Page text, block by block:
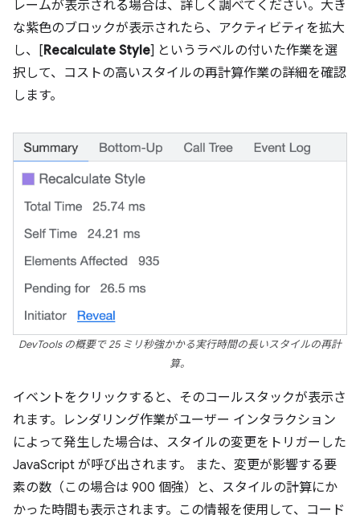
レームが表示される場合は、詳しく調べてください。大き
な紫色のブロックが表示されたら、アクティビティを拡大
し、[Recalculate Style] というラベルの付いた作業を選
択して、コストの高いスタイルの再計算作業の詳細を確認
します。
DevTools の概要で 25 ミリ秒強かかる実行時間の長いスタイルの再計
算。
イベントをクリックすると、そのコールスタックが表示さ
れます。レンダリング作業がユーザー インタラクション
によって発生した場合は、スタイルの変更をトリガーした
JavaScript が呼び出されます。 また、変更が影響する要
素の数（この場合は 900 個強）と、スタイルの計算にか
かった時間も表示されます。この情報を使用して、コード